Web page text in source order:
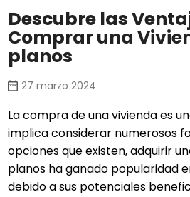
Descubre las
Comprar una
planos
27 marzo 2024
La compra de una vivienda es
implica considerar numerosos
opciones que existen, adquirir
planos ha ganado popularidad
debido a sus potenciales